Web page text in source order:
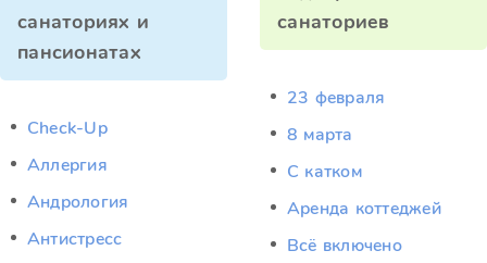
санаториях и
пансионатах
Check-Up
Аллергия
Андрология
Антистресс
санаториев
23 февраля
8 марта
C катком
Аренда коттеджей
Всё включено